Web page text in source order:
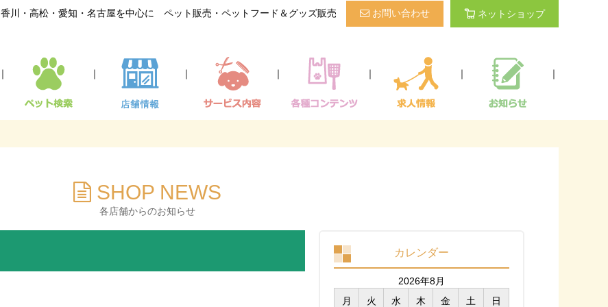
香川・高松・愛知・名古屋を中心に ペット販売・ペットフード＆グッズ販売 お問い合わせ ネットショップ
｜ ｜ ｜ ｜ ｜ ｜ ｜
SHOP NEWS
各店舗からのお知らせ
カレンダー
2026年8月
月
火 水 木 金 土 日